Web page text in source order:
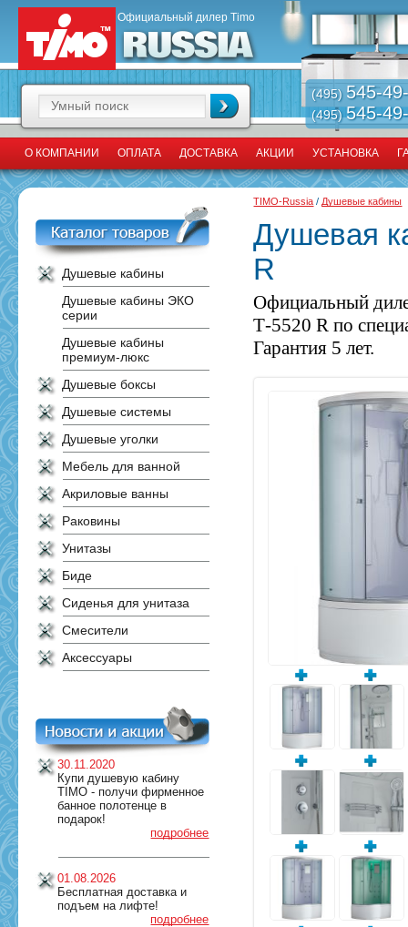
Официальный дилер Timo
(495) 545-
(495)545-
О КОМПАНИИ ОПЛАТА ДОСТАВКА АКЦИИ УСТАНОВКА
Душевые кабины
Душевые кабины ЭКО
серии
Душевые кабины
премиум-люкс
Душевые боксы
Душевые системы
Душевые уголки
Мебель для ванной
Акриловые ванны
Раковины
Унитазы
Биде
Сиденья для унитаза
Смесители
Аксессуары
30.11.2020
Купи душевую кабину
TIMO - получи фирменное
банное полотенце в
подарок!
подробнее
01.08.2026
Бесплатная доставка и
подъем на лифте!
подробнее
TIMO-Russia / Душевые кабины
Душевая
R
Официальный
Т-5520 R по
Гарантия 5 лет.